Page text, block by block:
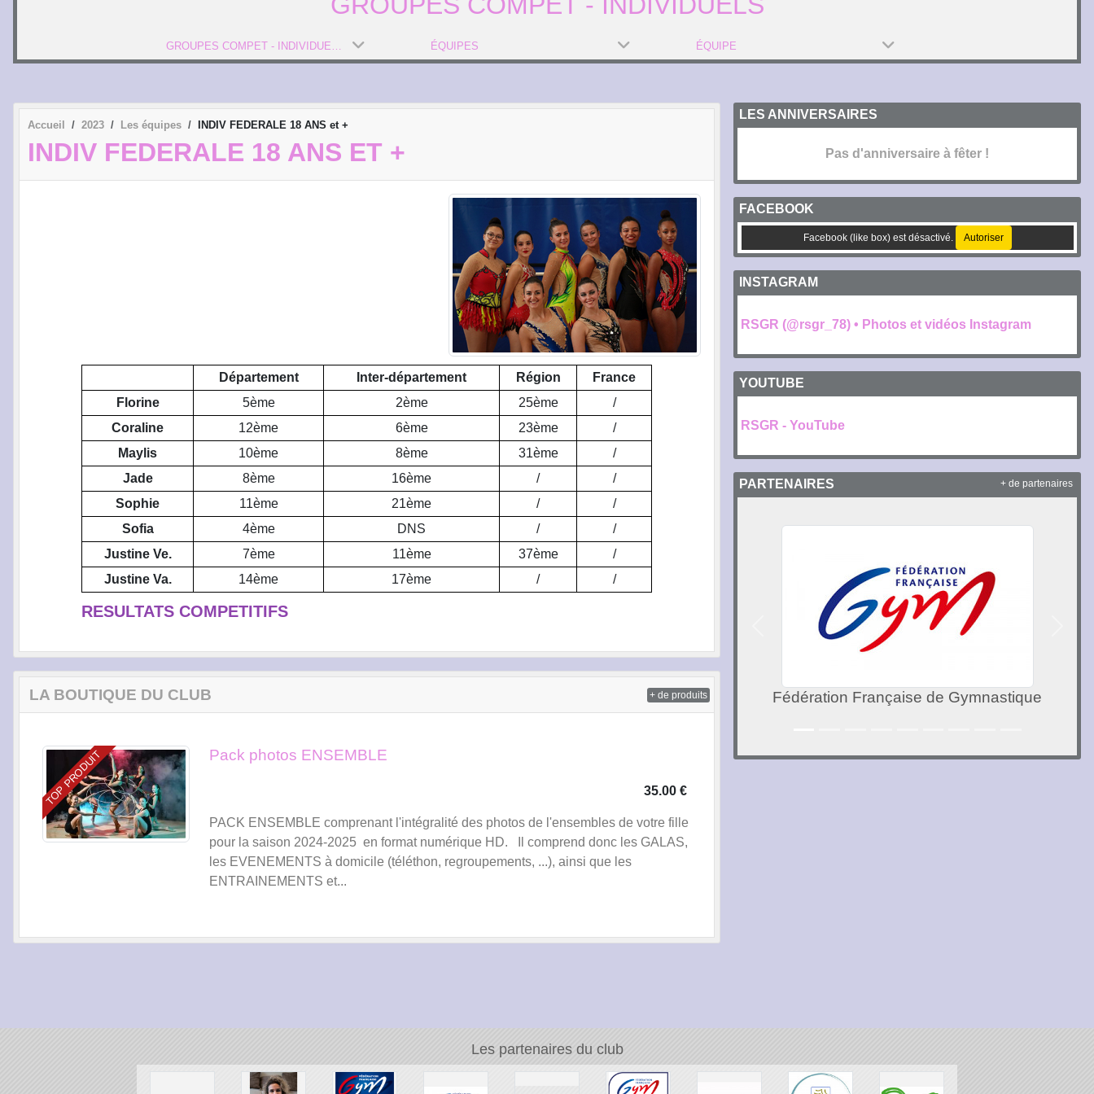
ÉQUIPES ÉQUIPE
Accueil 2023 Les équipes INDIV FEDERALE 18 ANS et +
INDIV FEDERALE 18 ANS ET +
RESULTATS COMPETITIFS
Département Inter-département Région
France
Florine
5ème 2ème 25ème
/
Coraline
12ème 6ème 23ème
/
Maylis
10ème 8ème 31ème
/
Jade
8ème 16ème /
/
Sophie
11ème 21ème /
/
Sofia
4ème DNS /
/
Justine Ve.
7ème 11ème 37ème
/
Justine Va.
14ème 17ème / /
LA BOUTIQUE DU CLUB
TOP PRODUIT Pack photos ENSEMBLE
35.00 €
PACK ENSEMBLE comprenant l'intégralité des photos de l'ensembles de votre fille
pour la saison 2024-2025 en format numérique HD. Il comprend donc les GALAS,
les EVENEMENTS à domicile (téléthon, regroupements, ...), ainsi que les
ENTRAINEMENTS et...
+ de produits
LES ANNIVERSAIRES
Pas d'anniversaire à fêter !
FACEBOOK
Facebook (like box) est désactivé. Autoriser
INSTAGRAM
RSGR (@rsgr_78) • Photos et vidéos Instagram
YOUTUBE
RSGR - YouTube
PARTENAIRES
Fédération Française de Gymnastique
+ de partenaires
Les partenaires du club